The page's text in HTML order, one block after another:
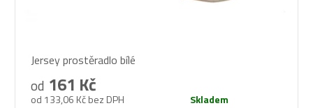
hodnocení
produktu
je
Jersey prostěradlo bílé
od 133,06 Kč bez DPH
od 161 Kč
Skladem